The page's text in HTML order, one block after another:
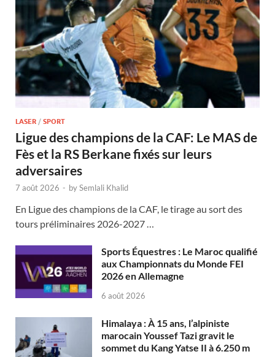
LASER / SPORT
Ligue des champions de la CAF: Le MAS de
Fès et la RS Berkane fixés sur leurs
adversaires
7 août 2026 - bySemlali Khalid
En Ligue des champions de la CAF, le tirage au sort des
tours préliminaires 2026-2027 …
Sports Équestres : Le Maroc qualifié
aux Championnats du Monde FEI
2026 en Allemagne
6 août 2026
Himalaya : À 15 ans, l’alpiniste
marocain Youssef Tazi gravit le
sommet du Kang Yatse II à 6.250 m